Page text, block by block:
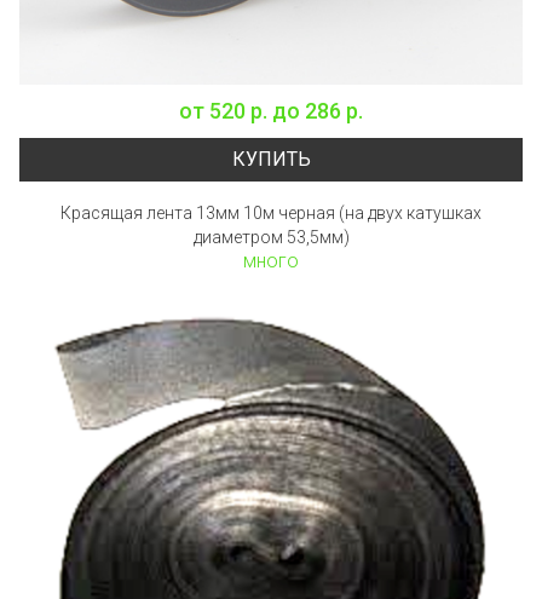
от 520 р. до 286 р.
КУПИТЬ
Красящая лента 13мм 10м черная (на двух катушках
диаметром 53,5мм)
много